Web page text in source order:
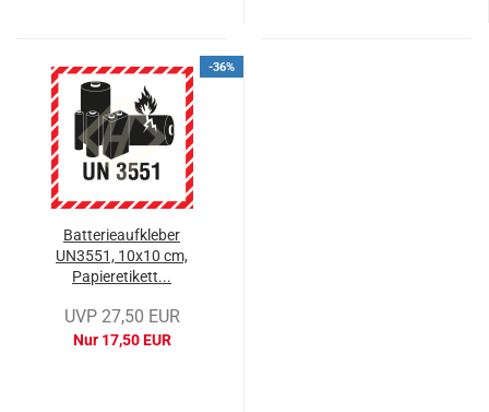
-36%
Batterieaufkleber
UN3551, 10x10 cm,
Papieretikett...
UVP 27,50 EUR
Nur 17,50 EUR